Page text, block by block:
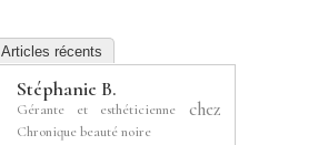
Articles récents
Stéphanie B.
Gérante et esthéticienne chez
Chronique beauté noire